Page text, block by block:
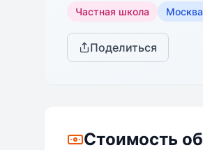
необходима особая
Педагоги в частной
работают над тем, чтобы
Частная школа Москва
Поделиться
Стоимость